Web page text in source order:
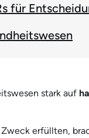
für
stark auf
erfüllten,